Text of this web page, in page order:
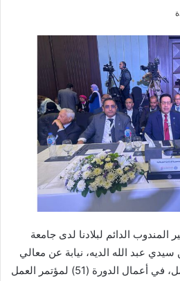
الدائم لبلادنا لدى جامعة
سيدي عبد الله الديه، نيابة عن معالي
وزير الوظيفة العمومية والعمل، في أعمال الدورة (51) لمؤتمر العمل